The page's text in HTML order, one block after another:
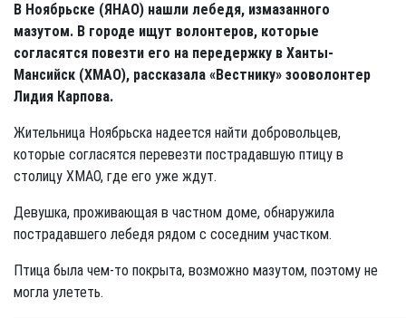
В Ноябрьске (ЯНАО) нашли лебедя, измазанного
мазутом. В городе ищут волонтеров, которые
согласятся повезти его на передержку в Ханты-
Мансийск (ХМАО), рассказала «Вестнику» зооволонтер
Лидия Карпова.
Жительница Ноябрьска надеется найти добровольцев,
которые согласятся перевезти пострадавшую птицу в
столицу ХМАО, где его уже ждут.
Девушка, проживающая в частном доме, обнаружила
пострадавшего лебедя рядом с соседним участком.
Птица была чем-то покрыта, возможно мазутом, поэтому не
могла улететь.